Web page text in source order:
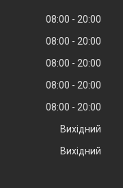
08:00
20:00
08:00
20:00
08:00
20:00
08:00
20:00
08:00
20:00
Вихідний
Вихідний